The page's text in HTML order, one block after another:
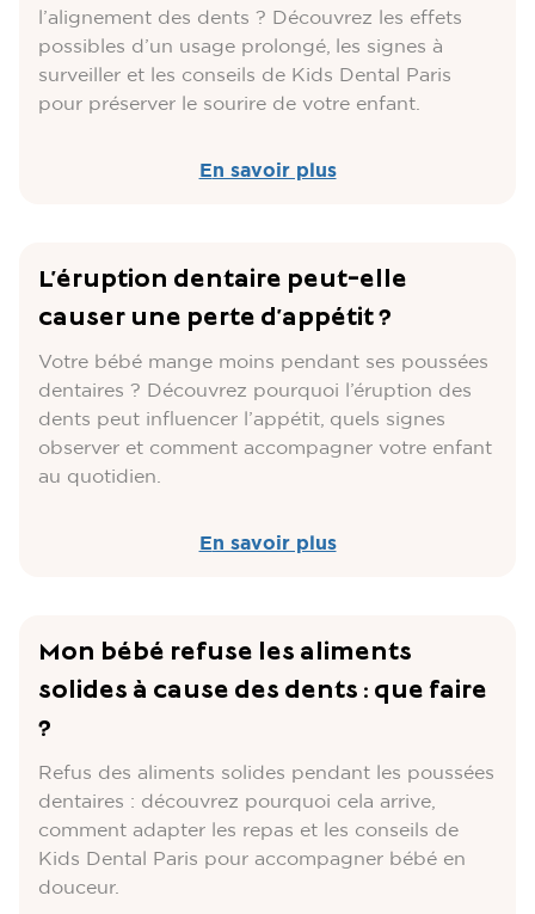
l’alignement des dents ? Découvrez les effets
possibles d’un usage prolongé, les signes à
surveiller et les conseils de Kids Dental Paris
pour préserver le sourire de votre enfant.
En savoir plus
L’éruption dentaire peut-elle
causer une perte d’appétit ?
Votre bébé mange moins pendant ses poussées
dentaires ? Découvrez pourquoi l’éruption des
dents peut influencer l’appétit, quels signes
observer et comment accompagner votre enfant
au quotidien.
En savoir plus
Mon bébé refuse les aliments
solides à cause des dents : que faire
?
Refus des aliments solides pendant les poussées
dentaires : découvrez pourquoi cela arrive,
comment adapter les repas et les conseils de
Kids Dental Paris pour accompagner bébé en
douceur.